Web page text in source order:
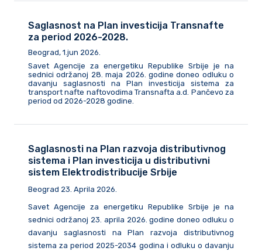
Saglasnost na Plan investicija Transnafte
za period 2026-2028.
Beograd, 1.jun 2026.
Savet Agencije za energetiku Republike Srbije je na
sednici održanoj 28. maja 2026. godine doneo odluku o
davanju saglasnosti na Plan investicija sistema za
transport nafte naftovodima Transnafta a.d. Pančevo za
period od 2026-2028 godine.
Saglasnosti na Plan razvoja distributivnog
sistema i Plan investicija u distributivni
sistem Elektrodistribucije Srbije
Beograd 23. Aprila 2026.
Savet Agencije za energetiku Republike Srbije je na
sednici održanoj 23. aprila 2026. godine doneo odluku o
davanju saglasnosti na Plan razvoja distributivnog
sistema za period 2025-2034 godina i odluku o davanju